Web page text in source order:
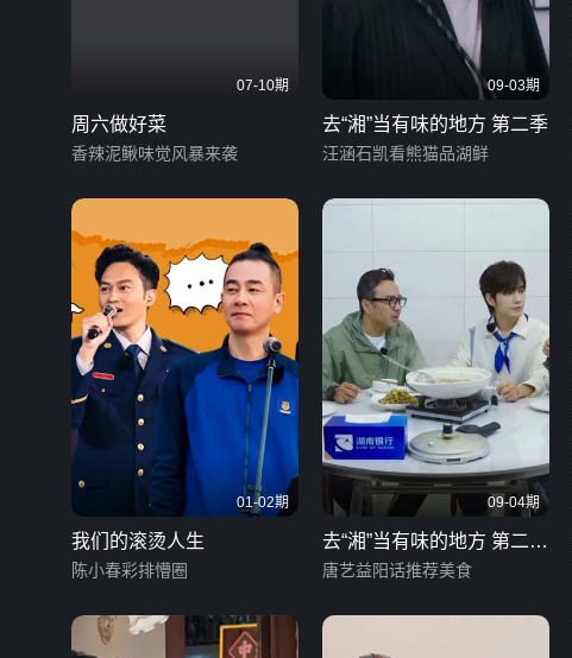
07-10期
周六做好菜
香辣泥鳅味觉风暴来袭
09-03期
去“湘”当有味的地方 第二季
汪涵石凯看熊猫品湖鲜
01-02期
我们的滚烫人生
陈小春彩排懵圈
09-04期
去“湘”当有味的地方 第二季
湖南话版
唐艺益阳话推荐美食